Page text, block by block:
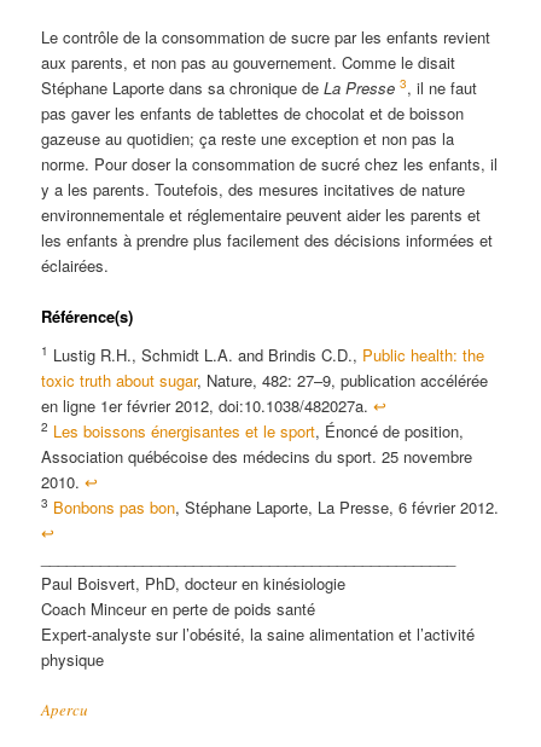
Le contrôle de la consommation de sucre par les enfants revient
aux parents, et non pas au gouvernement. Comme le disait
Stéphane Laporte dans sa chronique deLa Presse 3, il ne faut
pas gaver les enfants de tablettes de chocolat et de boisson
gazeuse au quotidien; ça reste une exception et non pas la
norme. Pour doser la consommation de sucré chez les enfants, il
y a les parents. Toutefois, des mesures incitatives de nature
environnementale et réglementaire peuvent aider les parents et
les enfants à prendre plus facilement des décisions informées et
éclairées.
Référence(s)
1 Lustig R.H., Schmidt L.A. and Brindis C.D., Public health: the
toxic truth about sugar, Nature, 482: 27–9, publication accélérée
en ligne 1er février 2012, doi:10.1038/482027a.↩
2 Les boissons énergisantes et le sport, Énoncé de position,
Association québécoise des médecins du sport. 25 novembre
2010.↩
3 Bonbons pas bon, Stéphane Laporte, La Presse, 6 février 2012.
↩
Paul Boisvert, PhD, docteur en kinésiologie
Coach Minceur en perte de poids santé
Expert-analyste sur l’obésité, la saine alimentation et l’activité
physique
Apercu